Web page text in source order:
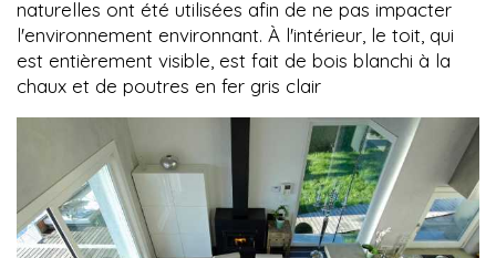
naturelles ont été utilisées afin de ne pas impacter
l'environnement environnant. À l'intérieur, le toit, qui
est entièrement visible, est fait de bois blanchi à la
chaux et de poutres en fer gris clair